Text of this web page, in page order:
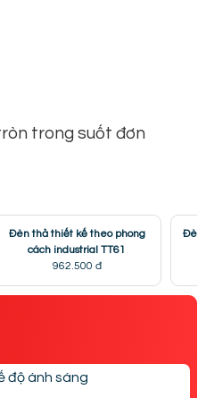
trong suốt đơn
Đèn thả thiết kế theo phong
cách industrial TT61
962.500 đ
Đèn
độ ánh sáng